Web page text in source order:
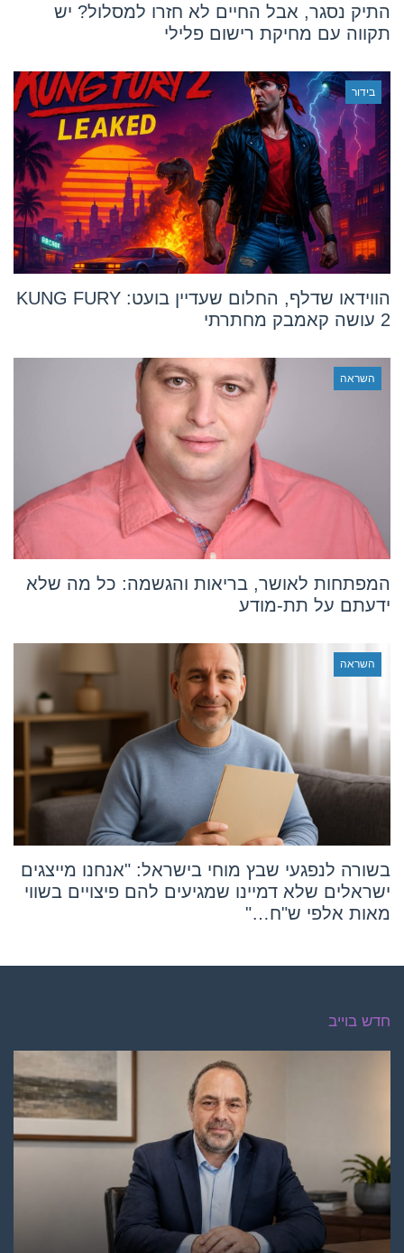
התיק נסגר, אבל החיים לא חזרו למסלול? יש
תקווה עם מחיקת רישום פלילי
בידור
הווידאו שדלף, החלום שעדיין בועט: KUNG FURY
2 עושה קאמבק מחתרתי
השראה
המפתחות לאושר, בריאות והגשמה: כל מה שלא
ידעתם על תת-מודע
השראה
בשורה לנפגעי שבץ מוחי בישראל: "אנחנו מייצגים
ישראלים שלא דמיינו שמגיעים להם פיצויים בשווי
מאות אלפי ש"ח…"
חדש בוייב